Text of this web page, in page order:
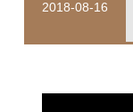
2018-08-16